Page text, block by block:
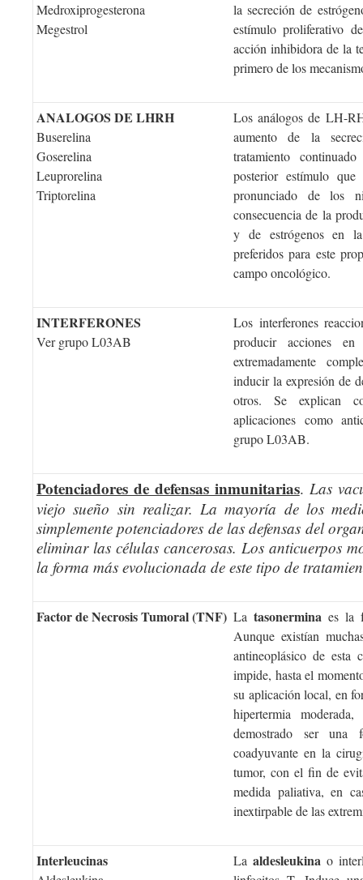
Medroxiprogesterona
Megestrol
la secreción de
estímulo proliferativo
acción inhibidora de la
primero de los
ANALOGOS DE LHRH
Buserelina
Goserelina
Leuprorelina
Triptorelina
Los análogos de LH-
aumento de la
tratamiento
posterior estímulo
pronunciado de
consecuencia de la
y de estrógenos en
preferidos para este
campo oncológico.
INTERFERONES
Ver grupo L03AB
Los interferones
producir acciones
extremadamente
inducir la expresión de
otros. Se explican
aplicaciones como
grupo L03AB.
Potenciadores de defensas inmunitarias. Las
viejo sueño sin realizar. La mayoría de los
simplemente potenciadores de las defensas del
eliminar las células cancerosas. Los anticuerpos
la forma más evolucionada de este tipo de
Factor de Necrosis Tumoral (TNF) La tasonermina es la
Aunque existían
antineoplásico de esta
impide, hasta el
su aplicación local, en
hipertermia
demostrado ser una
coadyuvante en la
tumor, con el fin de
medida paliativa, en
inextirpable de las
Interleucinas Laaldesleukina o